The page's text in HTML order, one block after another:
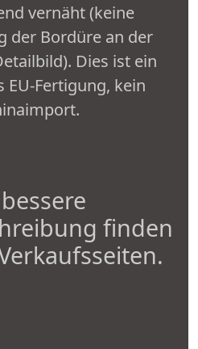
vernäht (keine
der Bordüre an der
Dies ist ein
EU-Fertigung, kein
finden